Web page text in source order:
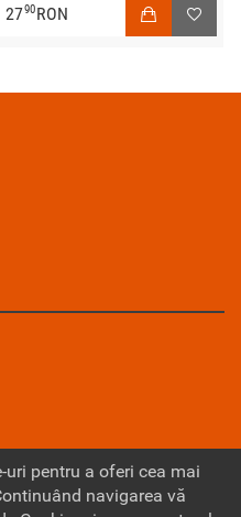
2790RON
pentru a oferi cea mai
navigarea vă